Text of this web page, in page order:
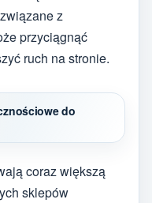
z
przyciągnąć
ruch na stronie.
do
coraz większą
sklepów